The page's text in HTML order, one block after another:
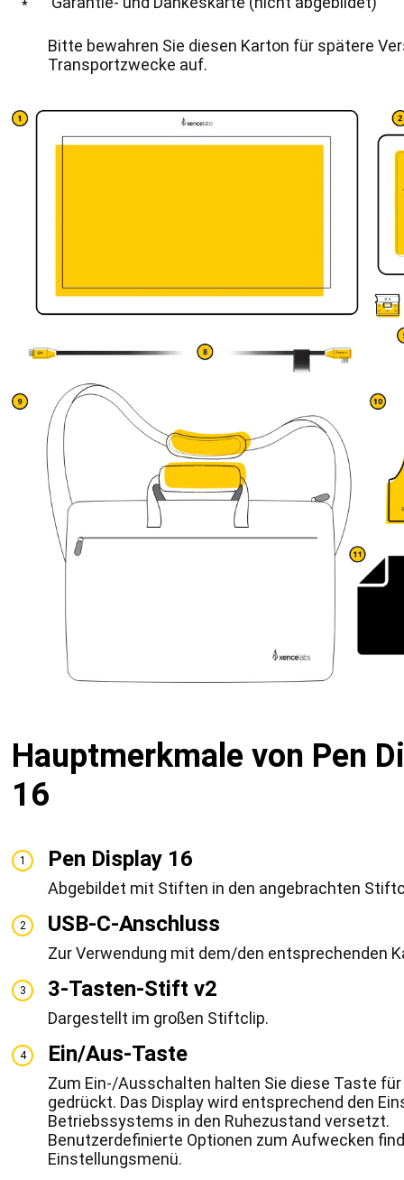
*
Bitte bewahren Sie diesen Karton für spätere
Transportzwecke auf.
Hauptmerkmale von Pen
16
1 Pen Display 16
Abgebildet mit Stiften in den angebrachten
2 USB-C-Anschluss
Zur Verwendung mit dem/den entsprechenden
3 3-Tasten-Stift v2
Dargestellt im großen Stiftclip.
4 Ein/Aus-Taste
Zum Ein-/Ausschalten halten Sie diese Taste für
gedrückt. Das Display wird entsprechend den
Betriebssystems in den Ruhezustand versetzt.
Benutzerdefinierte Optionen zum Aufwecken
Einstellungsmenü.